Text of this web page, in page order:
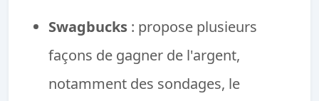
Swagbucks : propose plusieurs
façons de gagner de l'argent,
notamment des sondages, le